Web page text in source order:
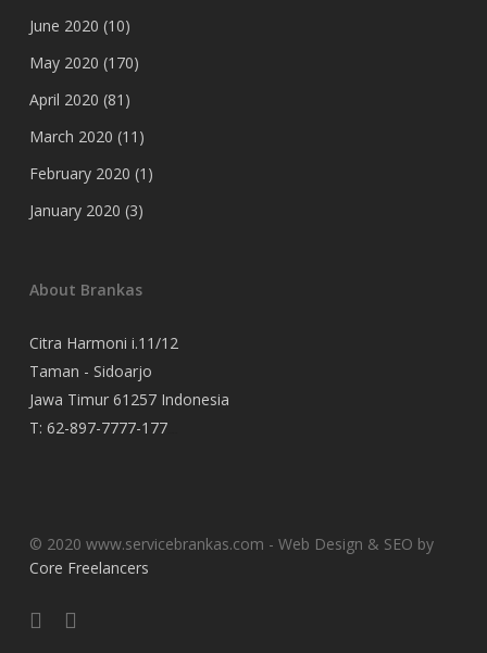
June 2020 (10)
May 2020 (170)
April 2020 (81)
March 2020 (11)
February 2020 (1)
January 2020 (3)
About Brankas
Citra Harmoni i.11/12
Taman - Sidoarjo
Jawa Timur 61257 Indonesia
T: 62-897-7777-177
© 2020 www.servicebrankas.com - Web Design & SEO by
Core Freelancers
twitterinstagram